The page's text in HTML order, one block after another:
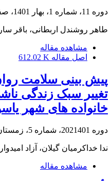
دوره 11، شماره 1، بهار 1401، صفحه
طاهر روشندل اربطانی، باقر
مشاهده مقاله
اصل مقاله 612.02 K
پیش بینی سلامت
تغییر سبک زندگی
خانواده های شهر
دوره 2021401، شماره 5، زمستان 1400، صفحه
ندا خداکرمیان گیلان، آزاد امیدوار
مشاهده مقاله